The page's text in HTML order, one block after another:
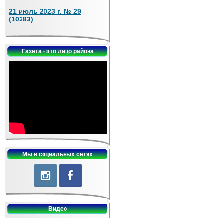
21 июль 2023 г. № 29
(10383)
Газета - это лицо района
Мы в социальных сетях
Видео